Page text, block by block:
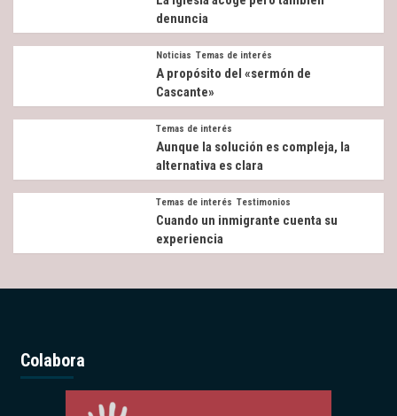
denuncia
Noticias Temas de interés
A propósito del «sermón de
Cascante»
Temas de interés
Aunque la solución es compleja, la
alternativa es clara
Temas de interés Testimonios
Cuando un inmigrante cuenta su
experiencia
Colabora